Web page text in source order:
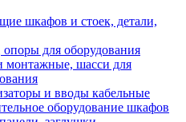
шкафов и стоек, детали,
для оборудования
монтажные, шасси для
и вводы кабельные
оборудование шкафов